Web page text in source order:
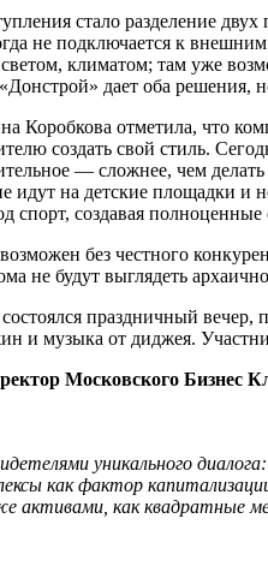
стало разделение
не подключается к
климатом; там уже
дает оба решения,
Коробкова отметила, что
создать свой стиль.
— сложнее, чем
идут на детские площадки
спорт, создавая
без честного
не будут выглядеть
праздничный
и музыка от диджея.
Московского Бизнес
уникального
как фактор
активами, как квадратные